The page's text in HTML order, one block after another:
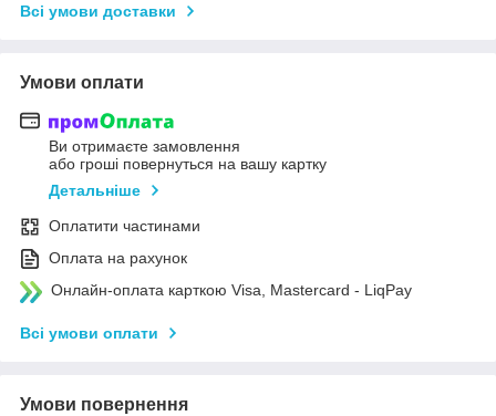
Всі умови доставки
Умови оплати
Ви отримаєте замовлення
або гроші повернуться на вашу картку
Детальніше
Оплатити частинами
Оплата на рахунок
Онлайн-оплата карткою Visa, Mastercard - LiqPay
Всі умови оплати
Умови повернення